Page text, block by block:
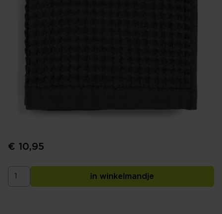
€ 10,95
in winkelmandje